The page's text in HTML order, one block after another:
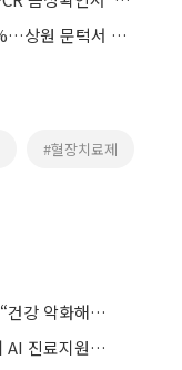
美 클래리티 법안 연내 통과 가능성 13%…상원 문턱서 제동
#혈장치료제
장기요양 재가급여 수급자 10명 중 7명 “건강 악화해도 집에서”
보건소에서도 대학병원급 진료…전국에 AI 진료지원도구 보급